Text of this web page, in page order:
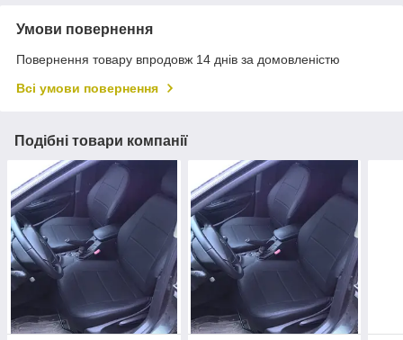
Умови повернення
Повернення товару впродовж 14 днів за домовленістю
Всі умови повернення
Подібні товари компанії